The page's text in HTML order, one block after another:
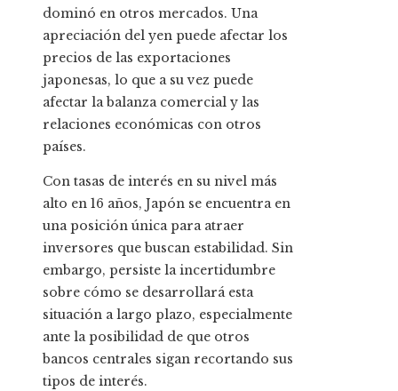
dominó en otros mercados. Una
apreciación del yen puede afectar los
precios de las exportaciones
japonesas, lo que a su vez puede
afectar la balanza comercial y las
relaciones económicas con otros
países.
Con tasas de interés en su nivel más
alto en 16 años, Japón se encuentra en
una posición única para atraer
inversores que buscan estabilidad. Sin
embargo, persiste la incertidumbre
sobre cómo se desarrollará esta
situación a largo plazo, especialmente
ante la posibilidad de que otros
bancos centrales sigan recortando sus
tipos de interés.